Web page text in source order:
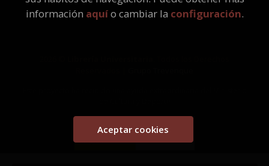
información aquío cambiar la configuración.
Aceptar cookies